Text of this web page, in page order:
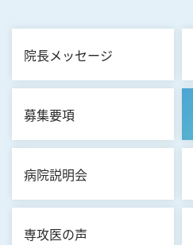
院長メッセージ
募集要項
病院説明会
専攻医の声